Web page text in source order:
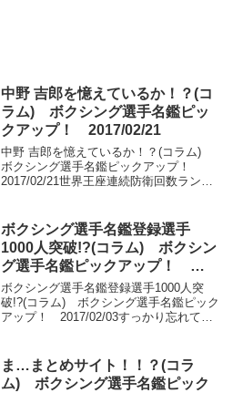
中野 吉郎を憶えているか！？(コ
ラム) ボクシング選手名鑑ピッ
クアップ！ 2017/02/21
中野 吉郎を憶えているか！？(コラム)
ボクシング選手名鑑ピックアップ！
2017/02/21世界王座連続防衛回数ランキ
のは中野 吉郎(協栄)。第39代日本ウェル
ター級...
ボクシング選手名鑑登録選手
1000人突破!?(コラム) ボクシン
グ選手名鑑ピックアップ！
2017/02/03
ボクシング選手名鑑登録選手1000人突
破!?(コラム) ボクシング選手名鑑ピック
アップ！ 2017/02/03すっかり忘れてお
名鑑への登録選手。しかししかし…歴代
世...
ま…まとめサイト！！？(コラ
ム) ボクシング選手名鑑ピック